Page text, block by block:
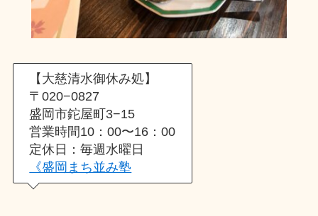
【大慈清水御休み処】
〒020−0827
盛岡市鉈屋町3−15
営業時間10：00〜16：00
定休日：毎週水曜日
《盛岡まち並み塾